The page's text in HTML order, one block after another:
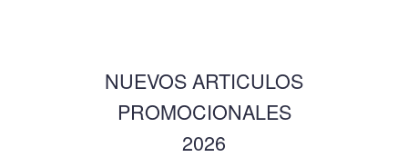
NUEVOS ARTICULOS
PROMOCIONALES
2026